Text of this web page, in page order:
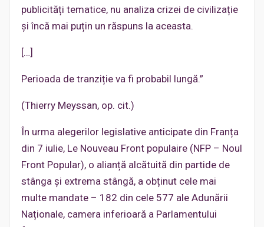
publicități tematice, nu analiza crizei de civilizație
și încă mai puțin un răspuns la aceasta.
[…]
Perioada de tranziție va fi probabil lungă.”
(Thierry Meyssan, op. cit.)
În urma alegerilor legislative anticipate din Franța
din 7 iulie, Le Nouveau Front populaire (NFP – Noul
Front Popular), o alianță alcătuită din partide de
stânga și extrema stângă, a obținut cele mai
multe mandate – 182 din cele 577 ale Adunării
Naționale, camera inferioară a Parlamentului